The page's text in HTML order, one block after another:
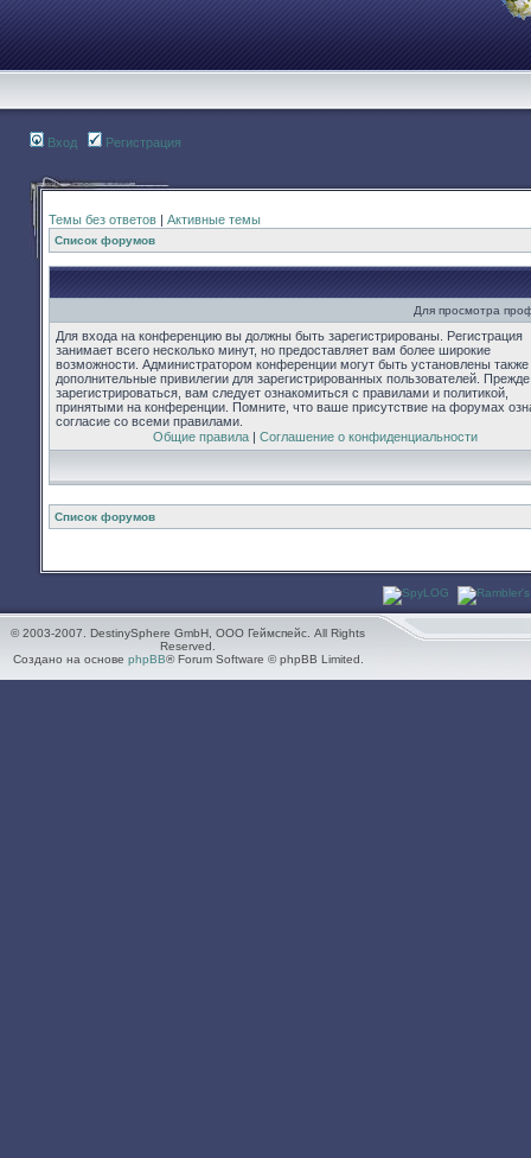
Вход Регистрация
Темы без ответов | Активные темы
Список форумов
Для просмотра
Для входа на конференцию вы должны быть зарегистрированы. Регистрация
занимает всего несколько минут, но предоставляет вам более широкие
возможности. Администратором конференции могут быть установлены также
дополнительные привилегии для зарегистрированных пользователей.
зарегистрироваться, вам следует ознакомиться с правилами и политикой,
принятыми на конференции. Помните, что ваше присутствие на форумах
согласие со всеми правилами.
Общие правила| Соглашение о конфиденциальности
Список форумов
© 2003-2007. DestinySphere GmbH, ООО Геймспейс. All Rights
Reserved.
Создано на основе phpBB® Forum Software © phpBB Limited.